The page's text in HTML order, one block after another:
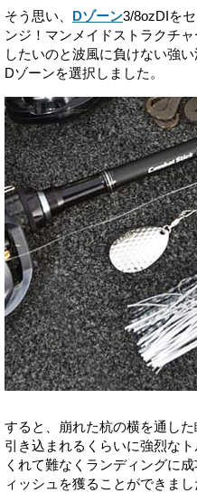
そう思い、 Dゾーン3/8ozDIを
ンジ！マンメイドストラクチ
したいのと波風に負けない強
Dゾーンを選択しました。
すると、崩れた杭の横を通し
引き込まれるくらいに強烈な
くれて難なくランディングに
ィッシュを獲ることができまし